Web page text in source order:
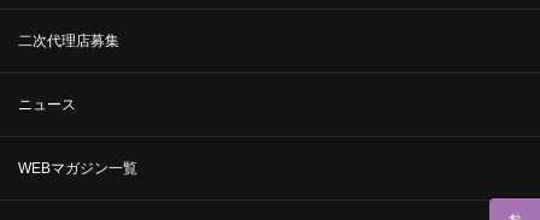
二次代理店募集
ニュース
WEBマガジン一覧